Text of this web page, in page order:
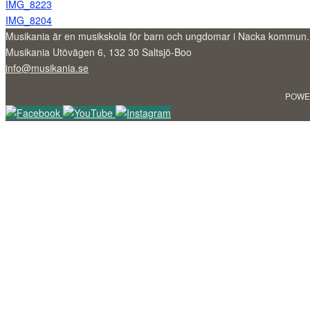
IMG_8223
IMG_8204
Musikania är en musikskola för barn och ungdomar i Nacka kommun.
Musikania Utövägen 6, 132 30 Saltsjö-Boo
info@musikania.se